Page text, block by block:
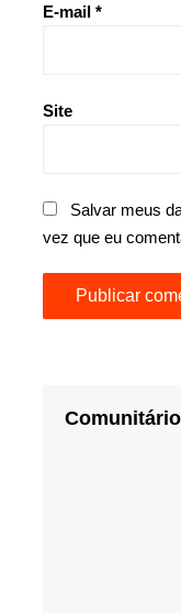
E-mail *
Site
Salvar meus
vez que eu